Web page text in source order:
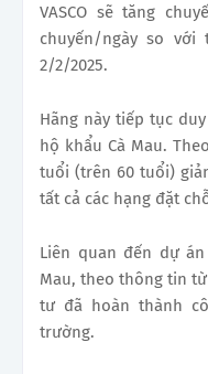
VASCO sẽ tăng
chuyến/ngày so
2/2/2025.
Hãng này tiếp tục
hộ khẩu Cà Mau.
tuổi (trên 60 tuổi)
tất cả các hạng đặt
Liên quan đến dự
Mau, theo thông tin
tư đã hoàn thành
trường.